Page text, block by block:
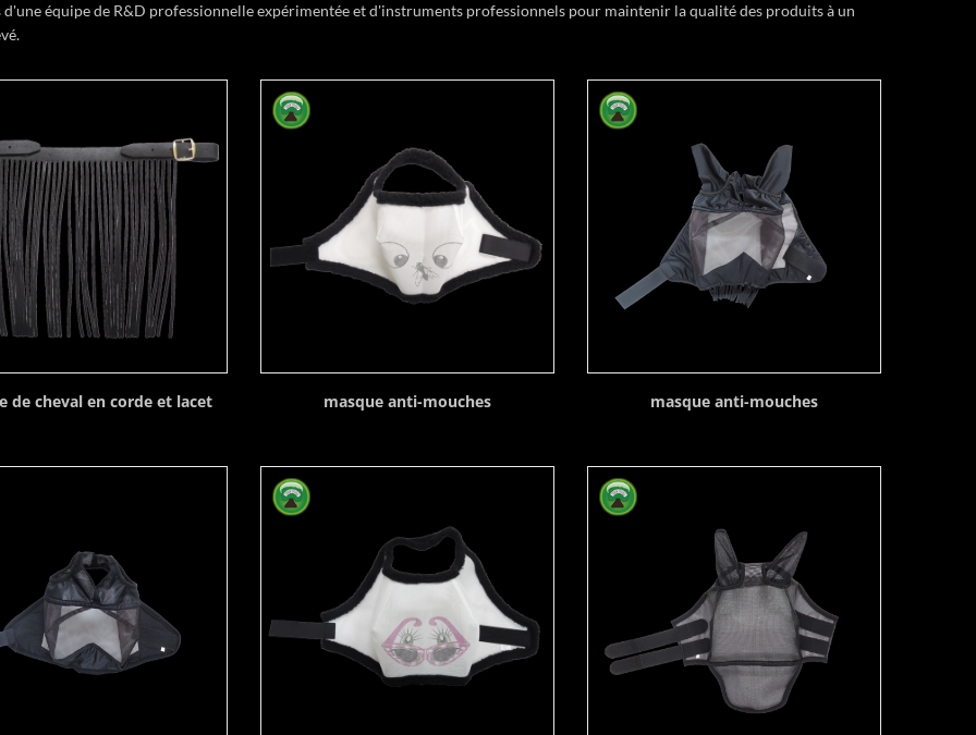
d'une équipe de R&D professionnelle expérimentée et d'instruments professionnels pour maintenir la qualité des produits à un
de cheval en corde et lacet masque anti-mouches masque anti-mouches